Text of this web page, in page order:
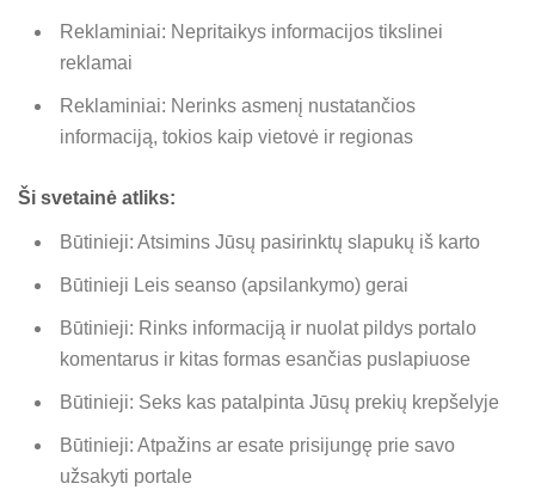
Reklaminiai: Nepritaikys informacijos tikslinei
reklamai
Reklaminiai: Nerinks asmenį nustatančios
informaciją, tokios kaip vietovė ir regionas
Ši svetainė atliks:
Būtinieji: Atsimins Jūsų pasirinktų slapukų iš karto
Būtinieji Leis seanso (apsilankymo) gerai
Būtinieji: Rinks informaciją ir nuolat pildys portalo
komentarus ir kitas formas esančias puslapiuose
Būtinieji: Seks kas patalpinta Jūsų prekių krepšelyje
Būtinieji: Atpažins ar esate prisijungę prie savo
užsakyti portale